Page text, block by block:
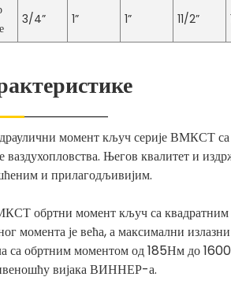
3/4” 1” 1” 11/2”
момент кључ серије ВМКСТ са
ваздухопловства. Његов квалитет и
и прилагодљивијим.
обртни момент кључ са квадратним
момента је већа, а максимални
са обртним моментом од 185Нм до
вијака ВИННЕР-а.